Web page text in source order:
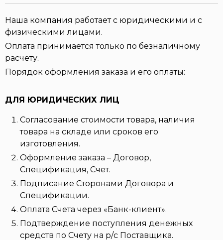
Наша компания работает с юридическими и с
физическими лицами.
Оплата принимается только по безналичному
расчету.
Порядок оформления заказа и его оплаты:
ДЛЯ ЮРИДИЧЕСКИХ ЛИЦ
Согласование стоимости товара, наличия
товара на складе или сроков его
изготовления.
Оформление заказа – Договор,
Спецификация, Счет.
Подписание Сторонами Договора и
Спецификации.
Оплата Счета через «Банк-клиент».
Подтверждение поступления денежных
средств по Счету на р/с Поставщика.